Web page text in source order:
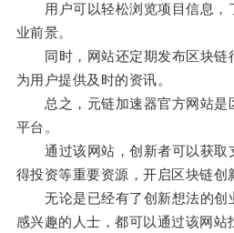
用户可以轻松浏览项目信息，
业前景。
同时，网站还定期发布区块链
为用户提供及时的资讯。
总之，元链加速器官方网站是
平台。
通过该网站，创新者可以获取
得投资等重要资源，开启区块链创
无论是已经有了创新想法的创
感兴趣的人士，都可以通过该网站